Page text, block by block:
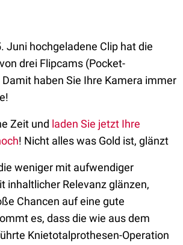
Juni hochgeladene Clip hat die
drei Flipcams (Pocket-
haben Sie Ihre Kamera immer
Zeit und laden Sie jetzt Ihre
! Nicht alles was Gold ist, glänzt
weniger mit aufwendiger
inhaltlicher Relevanz glänzen,
Chancen auf eine gute
es, dass die wie aus dem
Knietotalprothesen-Operation